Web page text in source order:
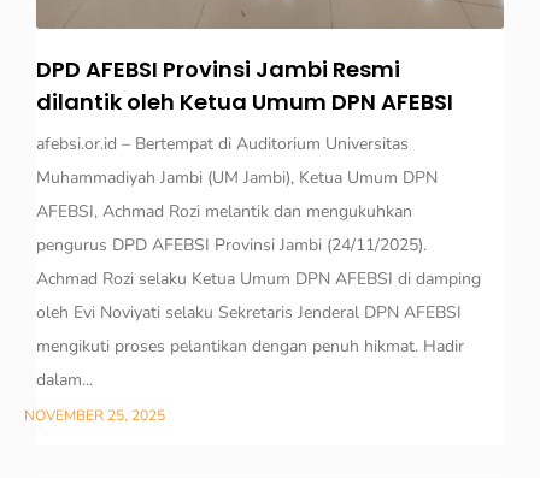
DPD AFEBSI Provinsi Jambi Resmi
dilantik oleh Ketua Umum DPN AFEBSI
afebsi.or.id – Bertempat di Auditorium Universitas
Muhammadiyah Jambi (UM Jambi), Ketua Umum DPN
AFEBSI, Achmad Rozi melantik dan mengukuhkan
pengurus DPD AFEBSI Provinsi Jambi (24/11/2025).
Achmad Rozi selaku Ketua Umum DPN AFEBSI di damping
oleh Evi Noviyati selaku Sekretaris Jenderal DPN AFEBSI
mengikuti proses pelantikan dengan penuh hikmat. Hadir
dalam...
NOVEMBER 25, 2025